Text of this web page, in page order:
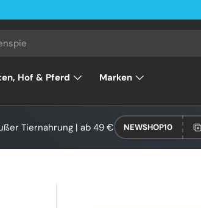
Hof & Pferd
Marken
Tiernahrung | ab 49 € NEWSHOP10